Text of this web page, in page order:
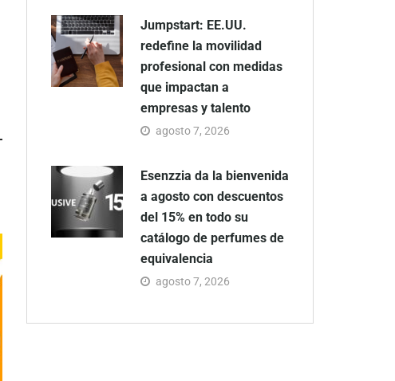
Jumpstart: EE.UU.
redefine la movilidad
profesional con medidas
que impactan a
empresas y talento
agosto 7, 2026
Esenzzia da la bienvenida
a agosto con descuentos
del 15% en todo su
catálogo de perfumes de
equivalencia
agosto 7, 2026